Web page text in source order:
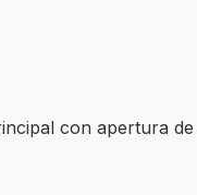
con apertura